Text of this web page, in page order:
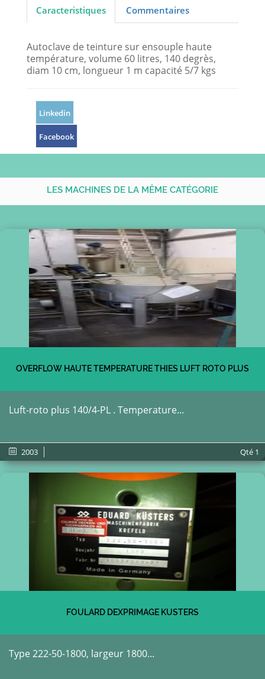
Caracteristiques Commentaires
Autoclave de teinture sur ensouple haute
température, volume 60 litres, 140 degrès,
diam 10 cm, longueur 1 m capacité 5/7 kgs
Linkedin
Facebook
LES MACHINES DE LA MÊME CATÉGORIE
OVERFLOW HAUTE TEMPERATURE THIES LUFT ROTO PLUS
Luft-roto plus 140/4-PL . Temperature...
2003 Qté 1
FOULARD DEXPRIMAGE KUSTERS
Type 222-50-1800, largeur 1800...